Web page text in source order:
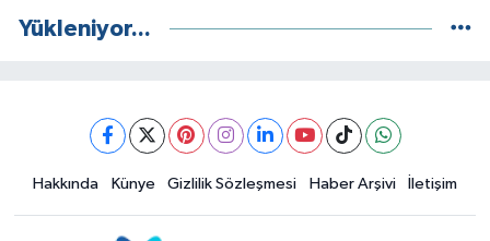
Yükleniyor...
Hakkında Künye Gizlilik Sözleşmesi Haber Arşivi İletişim